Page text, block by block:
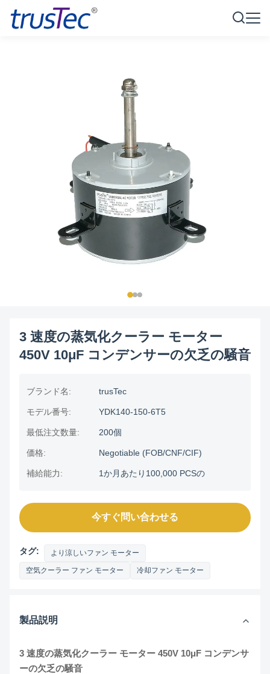
3 速度の蒸気化クーラー モーター
450V 10μF コンデンサーの欠乏の騒音
ブランド名: trusTec
モデル番号: YDK140-150-6T5
最低注文数量: 200個
価格: Negotiable (FOB/CNF/CIF)
補給能力: 1か月あたり100,000 PCSの
今すぐ問い合わせる
タグ: より涼しいファン モーター
空気クーラー ファン モーター 冷却ファン モーター
製品説明
3 速度の蒸気化クーラー モーター 450V 10μF コンデンサ
ーの欠乏の騒音